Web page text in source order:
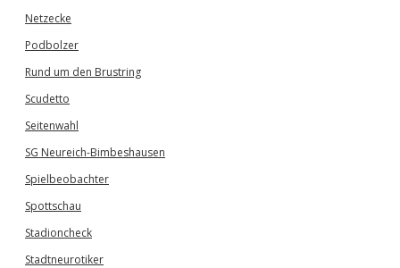
Netzecke
Podbolzer
Rund um den Brustring
Scudetto
Seitenwahl
SG Neureich-Bimbeshausen
Spielbeobachter
Spottschau
Stadioncheck
Stadtneurotiker